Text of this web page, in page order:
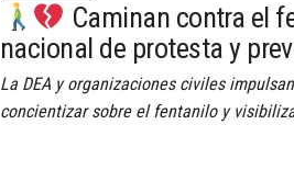
Caminan contra el
nacional de protesta y
La DEA y organizaciones civiles
concientizar sobre el fentanilo y